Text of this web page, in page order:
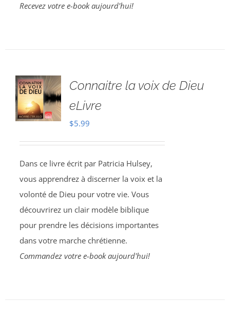
Recevez votre e-book aujourd'hui!
Connaitre la voix de Dieu
eLivre
$5.99
Dans ce livre écrit par Patricia Hulsey,
vous apprendrez à discerner la voix et la
volonté de Dieu pour votre vie. Vous
découvrirez un clair modèle biblique
pour prendre les décisions importantes
dans votre marche chrétienne.
Commandez votre e-book aujourd'hui!